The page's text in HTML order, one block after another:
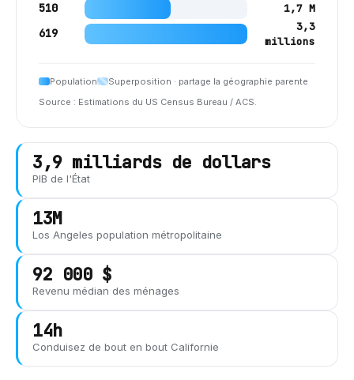
510 1,7 M
619
3,3
millions
Population
Superposition · partage la géographie parente
Source : Estimations du US Census Bureau / ACS.
3,9 milliards de dollars
PIB de l'État
13M
Los Angeles population métropolitaine
92 000 $
Revenu médian des ménages
14h
Conduisez de bout en bout Californie